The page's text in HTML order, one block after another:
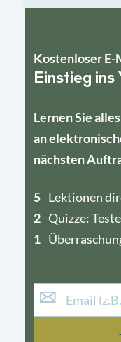
Kostenloser
Einstieg
Lernen Sie
an
nächsten
5 Lektionen
2 Quizze:
1
4
1